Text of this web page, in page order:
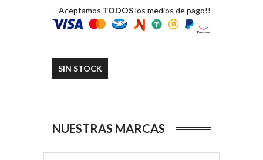
Aceptamos TODOSlos medios de pago!!
SIN STOCK
NUESTRAS MARCAS